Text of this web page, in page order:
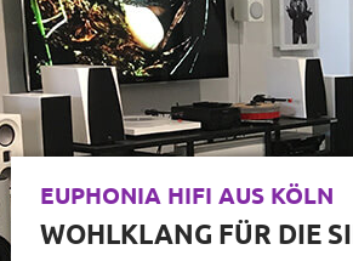
AKTUELLE ANGEBOTE
QUALITÄT &
ZUM GÜNSTIGEN